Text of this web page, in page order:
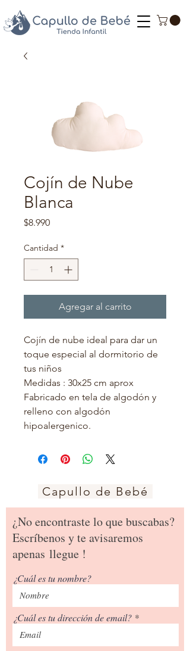
Cojín de Nube
Blanca
$8.990Precio
Cantidad *
Agregar al carrito
Cojín de nube ideal para dar un
toque especial al dormitorio de
tus niños
Medidas : 30x25 cm aprox
Fabricado en tela de algodón y
relleno con algodón
hipoalergenico.
Capullo de Bebé
¿No encontraste lo que buscabas?
Escríbenos y te avisaremos
apenas llegue !
¿Cuál es tu nombre?
¿Cuál es tu dirección de email?